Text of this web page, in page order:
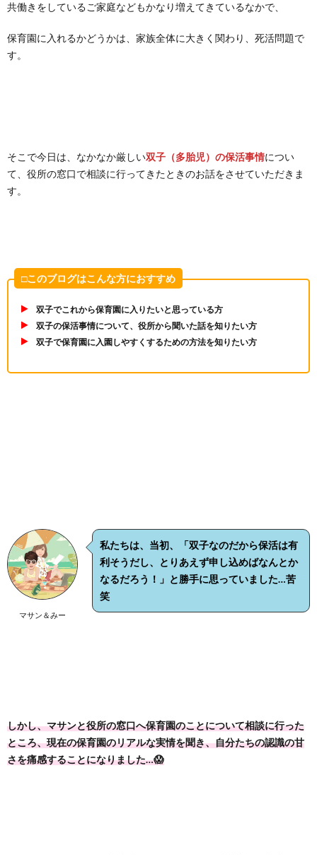
共働きをしているご家庭などもかなり増えてきているなかで、
保育園に入れるかどうかは、家族全体に大きく関わり、死活問題で
す。
そこで今日は、なかなか厳しい双子（多胎児）の保活事情につい
て、役所の窓口で相談に行ってきたときのお話をさせていただきま
す。
□このブログはこんな方におすすめ
双子でこれから保育園に入りたいと思っている方
双子の保活事情について、役所から聞いた話を知りたい方
双子で保育園に入園しやすくするための方法を知りたい方
マサン＆みー
私たちは、当初、
「双子なのだから保活は有
利そうだし、とりあえず申し込めばなんとか
なるだろう！」 と勝手に思っていました…苦
笑
しかし、マサンと役所の窓口へ保育園のことについて相談に行った
ところ、現在の保育園のリアルな実情を聞き、自分たちの認識の甘
さを痛感することになりました…😱